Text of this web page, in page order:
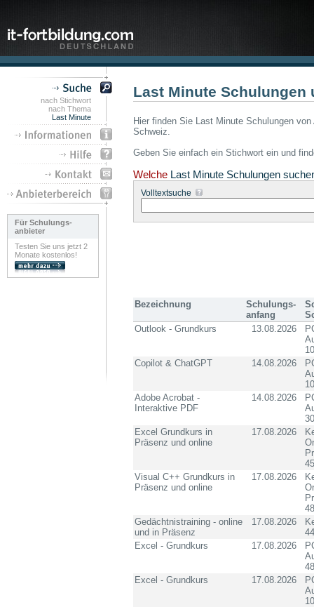
nach Stichwort
nach Thema
Last Minute
Für Schulungs-
anbieter
Testen Sie uns jetzt 2
Monate kostenlos!
Last Minute Schulungen
Hier finden Sie Last Minute Schulungen
Schweiz.
Geben Sie einfach ein Stichwort ein und
Welche Last Minute Schulungen
Volltextsuche
Bezeichnung
Schulungs-
anfang
Outlook - Grundkurs
13.08.2026
Copilot & ChatGPT
14.08.2026
Adobe Acrobat -
Interaktive PDF
14.08.2026
Excel Grundkurs in
Präsenz und online
17.08.2026
Visual C++ Grundkurs in
Präsenz und online
17.08.2026
Gedächtnistraining - online
und in Präsenz
17.08.2026
Excel - Grundkurs
17.08.2026
Excel - Grundkurs
17.08.2026